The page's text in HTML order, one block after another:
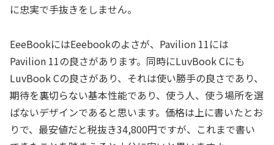
に忠実で手抜きをしません。
EeeBookにはEeebookのよさが、Pavilion 11には
Pavilion 11の良さがあります。同時にLuvBook Cにも
LuvBook Cの良さがあり、それは使い勝手の良さであり、
期待を裏切らない基本性能であり、使う人、使う場所を選
ばないデザインであると思います。価格は上に書いたとお
りで、最安値だと税抜き34,800円ですが、これまで書い